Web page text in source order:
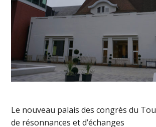
Le nouveau palais des congrès du
de résonnances et d’échanges